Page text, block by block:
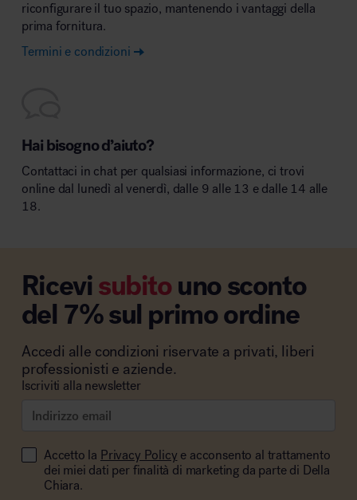
riconfigurare il tuo spazio, mantenendo i vantaggi della
prima fornitura.
Termini e condizioni
Hai bisogno d’aiuto?
Contattaci in chat per qualsiasi informazione, ci trovi
online dal lunedì al venerdì, dalle 9 alle 13 e dalle 14 alle
18.
Ricevisubitouno sconto
del 7% sul primo ordine
Accedi alle condizioni riservate a privati, liberi
professionisti e aziende.
Iscriviti alla newsletter
Accetto la Privacy Policy e acconsento al trattamento
dei miei dati per finalità di marketing da parte di Della
Chiara.